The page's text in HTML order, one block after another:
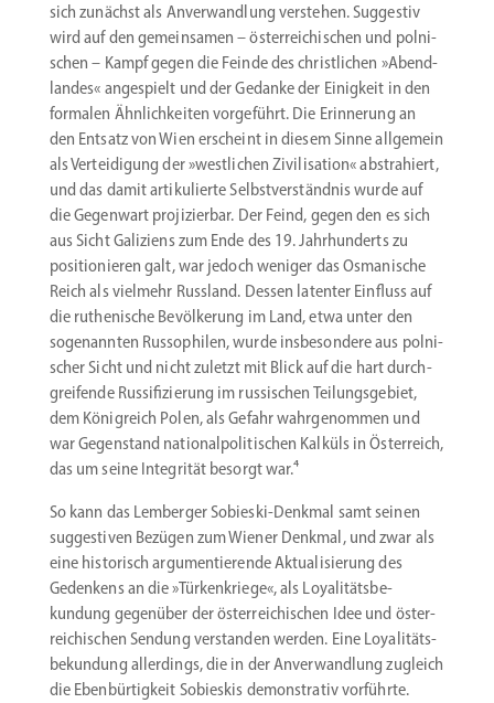
sich zunächst als Anver­wandlung verstehen. Suggestiv
wird auf den gemein­samen – öster­rei­chi­schen und polni­
schen – Kampf gegen die Feinde des christ­lichen »Abend­
landes« angespielt und der Gedanke der ­Einigkeit in den
formalen Ähnlich­keiten vorge­führt. Die Erinnerung an
den Entsatz von Wien erscheint in diesem Sinne allgemein
als Vertei­digung der »westlichen Zivili­sation« abstra­hiert,
und das damit artiku­lierte Selbst­ver­ständnis wurde auf
die Gegenwart proji­zierbar. Der Feind, gegen den es sich
aus Sicht Galiziens zum Ende des 19. Jahrhun­derts zu
positio­nieren galt, war jedoch weniger das Osmanische
Reich als vielmehr Russland. Dessen latenter Einfluss auf
die ruthe­nische Bevöl­kerung im Land, etwa unter den
sogenannten Russo­philen, wurde insbe­sondere aus polni­
scher Sicht und nicht zuletzt mit Blick auf die hart durch­
grei­fende Russi­fi­zierung im russi­schen Teilungs­gebiet,
dem König­reich Polen, als Gefahr wahrge­nommen und
war Gegen­stand natio­nal­po­li­ti­schen Kalküls in Öster­reich,
das um seine Integrität besorgt war.⁴
So kann das Lemberger Sobieski-Denkmal samt seinen
sugges­tiven Bezügen zum Wiener Denkmal, und zwar als
eine histo­risch argumen­tie­rende Aktua­li­sierung des
Gedenkens an die »Türken­kriege«, als Loyali­täts­be­
kundung gegenüber der öster­rei­chi­schen Idee und öster­
rei­chi­schen Sendung verstanden werden. Eine Loyali­täts­
be­kundung aller­dings, die in der Anver­wandlung zugleich
die Ebenbür­tigkeit Sobieskis demons­trativ vorführte.